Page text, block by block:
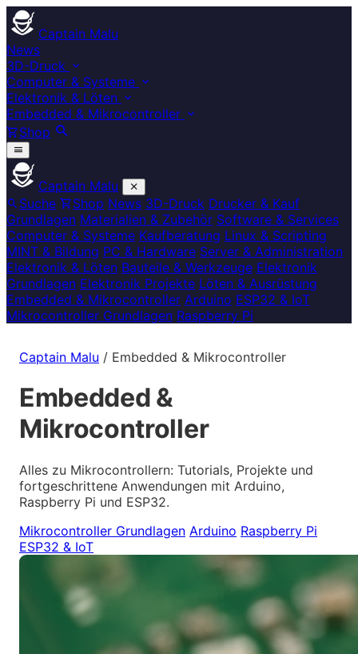
Captain Malu
News
3D-Druck
Computer & Systeme
Elektronik & Löten
Embedded & Mikrocontroller
Shop
Captain Malu
Suche
Shop News 3D-Druck Drucker & Kauf
Grundlagen Materialien & Zubehör Software & Services
Computer & Systeme Kaufberatung Linux & Scripting
MINT & Bildung PC & Hardware Server & Administration
Elektronik & Löten Bauteile & Werkzeuge Elektronik
Grundlagen Elektronik Projekte Löten & Ausrüstung
Embedded & Mikrocontroller Arduino ESP32 & IoT
Mikrocontroller Grundlagen Raspberry Pi
Captain Malu / Embedded & Mikrocontroller
Embedded &
Mikrocontroller
Alles zu Mikrocontrollern: Tutorials, Projekte und
fortgeschrittene Anwendungen mit Arduino,
Raspberry Pi und ESP32.
Mikrocontroller Grundlagen Arduino Raspberry Pi
ESP32 & IoT